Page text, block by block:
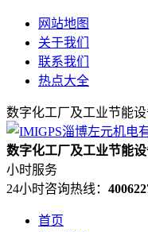
网站地图
关于我们
联系我们
热点大全
数字化工厂及工业节能
数字化工厂及工业节能
小时服务
24小时咨询热线：
首页